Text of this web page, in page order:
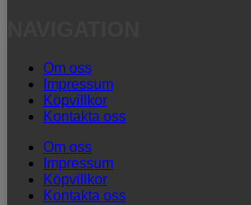
Om oss
Impressum
Köpvillkor
Kontakta oss
Om oss
Impressum
Köpvillkor
Kontakta oss